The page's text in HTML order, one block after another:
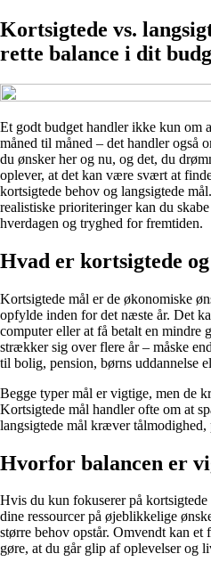
Kortsigtede vs.
rette balance i dit
Et godt budget handler ikke kun om
måned til måned – det handler også
du ønsker her og nu, og det, du
oplever, at det kan være svært at
kortsigtede behov og langsigtede
realistiske prioriteringer kan du
hverdagen og tryghed for fremtiden.
Hvad er kortsigtede
Kortsigtede mål er de økonomiske
opfylde inden for det næste år. Det
computer eller at få betalt en mindre
strækker sig over flere år – måske
til bolig, pension, børns uddannelse
Begge typer mål er vigtige, men de
Kortsigtede mål handler ofte om at
langsigtede mål kræver
Hvorfor balancen er
Hvis du kun fokuserer på
dine ressourcer på øjeblikkelige
større behov opstår. Omvendt kan
gøre, at du går glip af oplevelser og